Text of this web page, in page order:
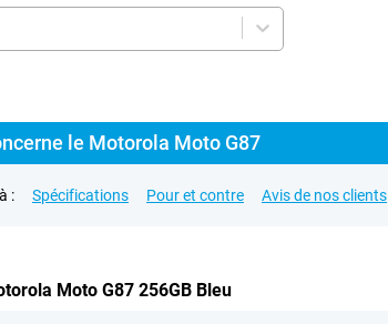
le Motorola Moto G87
: Spécifications Pour et contre Avis de nos clients
Moto G87 256GB Bleu